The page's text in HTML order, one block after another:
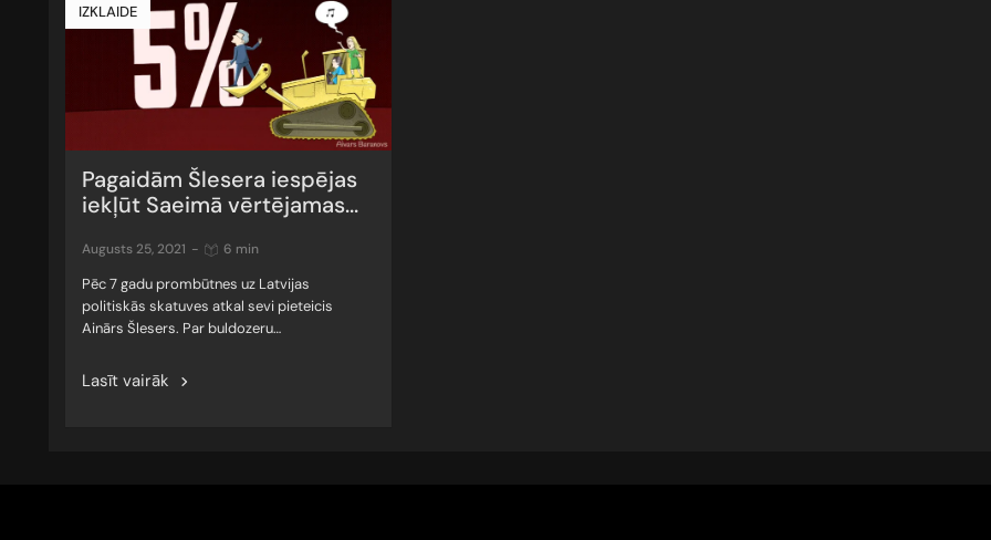
IZKLAIDE
Pagaidām Šlesera iespējas
iekļūt Saeimā vērtējamas...
augusts 25, 2021 - 6 min
Pēc 7 gadu prombūtnes uz Latvijas
politiskās skatuves atkal sevi pieteicis
Ainārs Šlesers. Par buldozeru…
Lasīt vairāk